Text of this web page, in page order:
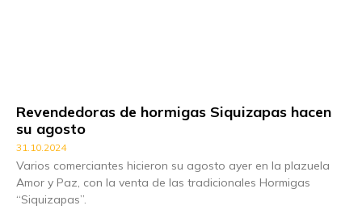
Revendedoras de hormigas Siquizapas hacen
su agosto
31.10.2024
Varios comerciantes hicieron su agosto ayer en la plazuela
Amor y Paz, con la venta de las tradicionales Hormigas
“Siquizapas”.